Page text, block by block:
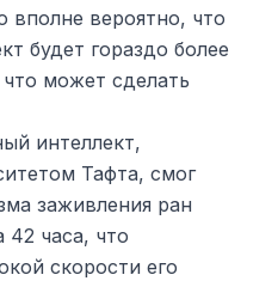
вполне вероятно, что
будет гораздо более
может сделать
интеллект,
Тафта, смог
заживления ран
42 часа, что
скорости его